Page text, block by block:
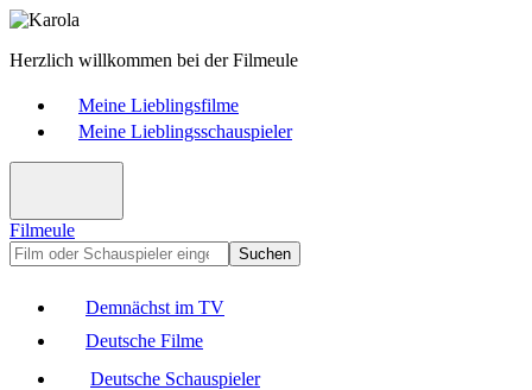
Herzlich willkommen bei der Filmeule
Meine Lieblingsfilme
Meine Lieblingsschauspieler
Filmeule
Suchen
Demnächst im TV
Deutsche Filme
Deutsche Schauspieler